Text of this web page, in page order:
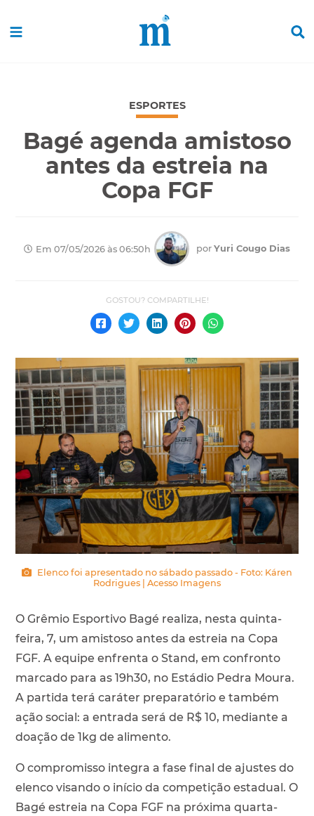
ESPORTES
Bagé agenda amistoso
antes da estreia na
Copa FGF
Em 07/05/2026 às 06:50h porYuri Cougo Dias
Elenco foi apresentado no sábado passado - Foto: Káren
Rodrigues | Acesso Imagens
O Grêmio Esportivo Bagé realiza, nesta quinta-
feira, 7, um amistoso antes da estreia na Copa
FGF. A equipe enfrenta o Stand, em confronto
marcado para as 19h30, no Estádio Pedra Moura.
A partida terá caráter preparatório e também
ação social: a entrada será de R$ 10, mediante a
doação de 1kg de alimento.
O compromisso integra a fase final de ajustes do
elenco visando o início da competição estadual. O
Bagé estreia na Copa FGF na próxima quarta-